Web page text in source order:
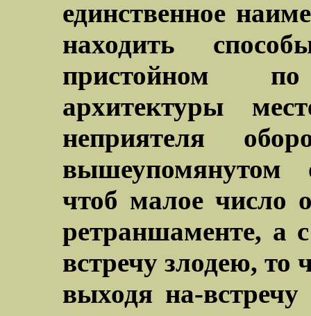
единственное
находить
пристойном
архитектуры
неприятеля
вышеупомянутом
чтоб малое число
ретраншаменте, а
встречу злодею,
выходя на-